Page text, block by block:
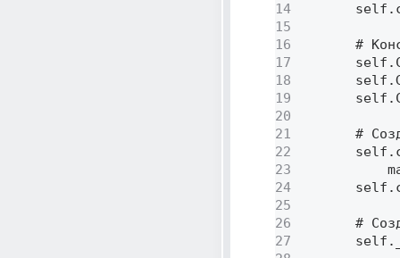
14
15
16
17
18
19
20
21
22
23
24
25
26
27
#
#
#